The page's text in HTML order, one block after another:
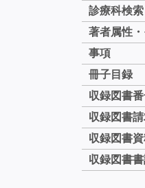
診療科検索
著者属性
事項
冊子目録
収録図書
収録図書
収録図書
収録図書